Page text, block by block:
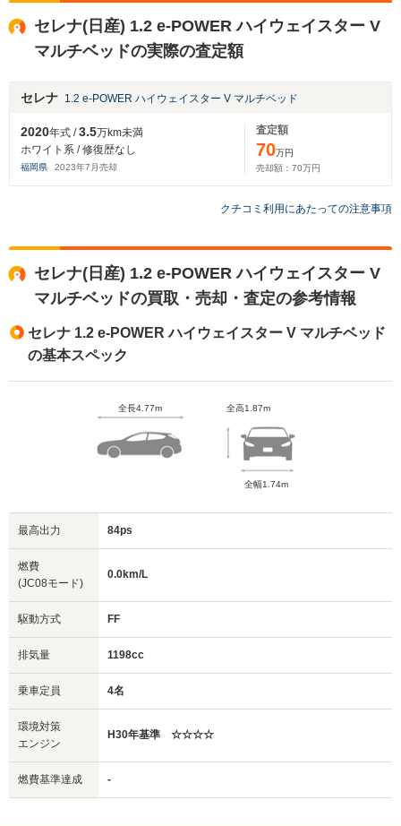
セレナ(日産) 1.2 e-POWER ハイウェイスター V
マルチベッドの実際の査定額
セレナ 1.2 e-POWER ハイウェイスター V マルチベッド
2020年式 /3.5万km未満
ホワイト系 / 修復歴なし
福岡県 2023年7 月売却
査定額
70万円
売却額： 70万円
クチコミ利用にあたっての注意事項
セレナ(日産) 1.2 e-POWER ハイウェイスター V
マルチベッドの買取・売却・査定の参考情報
セレナ 1.2 e-POWER ハイウェイスター V マルチベッド
の基本スペック
全長4.77m 全高1.87m
全幅1.74m
最高出力 84ps
燃費
(JC08モード)
0.0km/L
駆動方式 FF
排気量 1198cc
乗車定員 4名
環境対策
エンジン
H30年基準 ☆☆☆☆
燃費基準達成 -